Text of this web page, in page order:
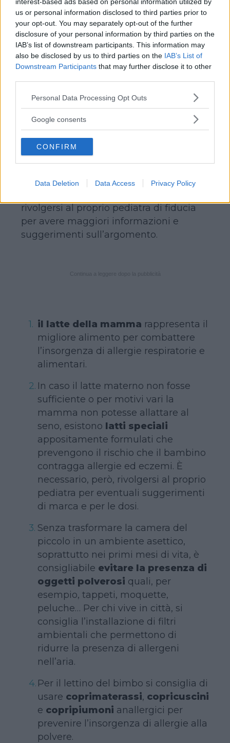
us or personal information disclosed to third parties prior to
your opt-out. You may separately opt-out of the further
disclosure of your personal information by third parties on the
IAB’s list of downstream participants. This information may
also be disclosed by us to third parties on the IAB’s List of
Downstream Participants that may further disclose it to other
Please note that this website/app uses one or more Google
not limited to your visit or usage behaviour. You may click to
use your data for below specified purposes in below Google
consent section.
Personal Data Processing Opt Outs
Google consents
CONFIRM
Data Deletion Data Access Privacy Policy
PREVENZIONE: SI COMINCIA DAI
PRIMI GIORNI DI VITA DEL BAMBINO
Sebbene al giorno d’oggi i bambini che
soffrono di allergie siano circa il 30%,
studi e ricerche hanno dimostrato che le
allergie si possono prevenire.
fondamentali e iniziare sin dai primi
giorni di vita del bambino, quando
ancora il suo sistema immunitario non è
completamente formato. Questi sono i
consigli che i medici e i pediatri che
messo a punto. Per qualsiasi
rivolgersi al proprio pediatra di fiducia
per avere maggiori informazioni e
suggerimenti sull’argomento.
il latte della mamma rappresenta il
migliore alimento per combattere
l’insorgenza di allergie respiratorie e
alimentari.
In caso il latte materno non fosse
sufficiente o per motivi vari la
mamma non potesse allattare al
seno, esistono latti speciali
appositamente formulati che
prevengono il rischio che il bambino
contragga allergie ed eczemi. È
necessario, però, rivolgersi al proprio
pediatra per eventuali suggerimenti
di marca e per le dosi.
Senza trasformare la camera del
piccolo in un ambiente asettico,
soprattutto nei primi mesi di vita, è
consigliabile evitare la presenza di
oggetti polverosi quali, per
esempio, tappeti, moquette,
peluche… Per chi vive in città, si
consiglia l’installazione di filtri
ambientali che permettono di
ridurre la presenza di allergeni
nell’aria.
Per il lettino del bimbo si consiglia di
usare coprimaterassi, copricuscini
e copripiumoni anallergici per
prevenire l’insorgenza di allergie alla
polvere.